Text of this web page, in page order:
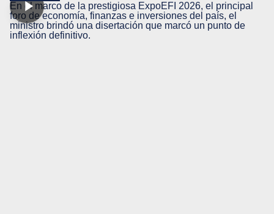
En el marco de la prestigiosa ExpoEFI 2026, el principal
foro de economía, finanzas e inversiones del país, el
ministro brindó una disertación que marcó un punto de
inflexión definitivo.